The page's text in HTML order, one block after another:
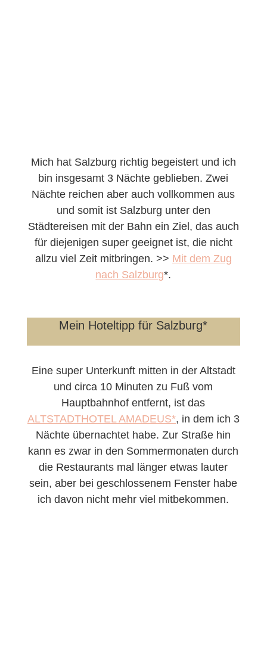
Mich hat Salzburg richtig begeistert und ich
bin insgesamt 3 Nächte geblieben. Zwei
Nächte reichen aber auch vollkommen aus
und somit ist Salzburg unter den
Städtereisen mit der Bahn ein Ziel, das auch
für diejenigen super geeignet ist, die nicht
allzu viel Zeit mitbringen. >> Mit dem Zug
nach Salzburg*.
Mein Hoteltipp für Salzburg*
Eine super Unterkunft mitten in der Altstadt
und circa 10 Minuten zu Fuß vom
Hauptbahnhof entfernt, ist das
ALTSTADTHOTEL AMADEUS*, in dem ich 3
Nächte übernachtet habe. Zur Straße hin
kann es zwar in den Sommermonaten durch
die Restaurants mal länger etwas lauter
sein, aber bei geschlossenem Fenster habe
ich davon nicht mehr viel mitbekommen.